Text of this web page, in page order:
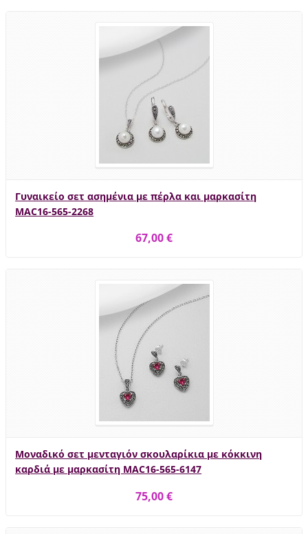
Γυναικείο σετ ασημένια με πέρλα και μαρκασίτη
MAC16-565-2268
67,00 €
Μοναδικό σετ μενταγιόν σκουλαρίκια με κόκκινη
καρδιά με μαρκασίτη MAC16-565-6147
75,00 €